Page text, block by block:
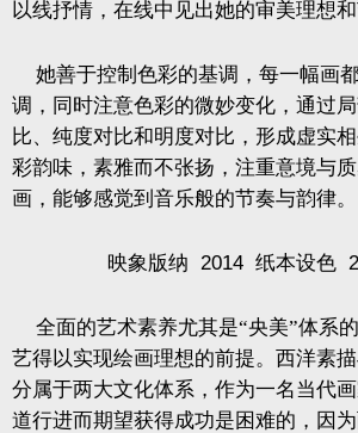
以线抒情，在线中见出她的审美理想和
她善于控制色彩的基调，每一幅画
调，同时注意色彩的微妙变化，通过
比、纯度对比和明度对比，形成虚实
彩韵味，素雅而不张扬，注重意境与
画，能够感觉到音乐般的节奏与韵律。
映象版纳 2014 纸本设色
全面的艺术素养尤其是“央美”体系
艺得以实现绘画理想的前提。西洋素
分属于两大文化体系，作为一名当代
道行进而期望获得成功是困难的，因